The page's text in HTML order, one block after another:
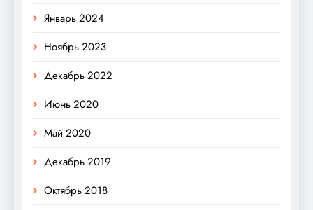
Январь 2024
Ноябрь 2023
Декабрь 2022
Июнь 2020
Май 2020
Декабрь 2019
Октябрь 2018